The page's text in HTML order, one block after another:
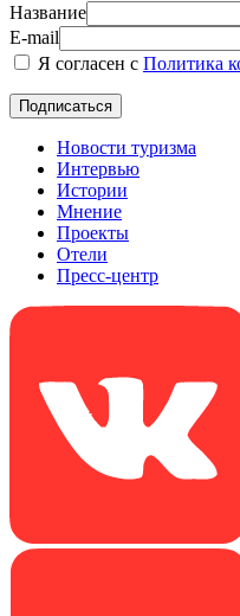
Название
E-mail
Я согласен с Политика
Новости туризма
Интервью
Истории
Мнение
Проекты
Отели
Пресс-центр